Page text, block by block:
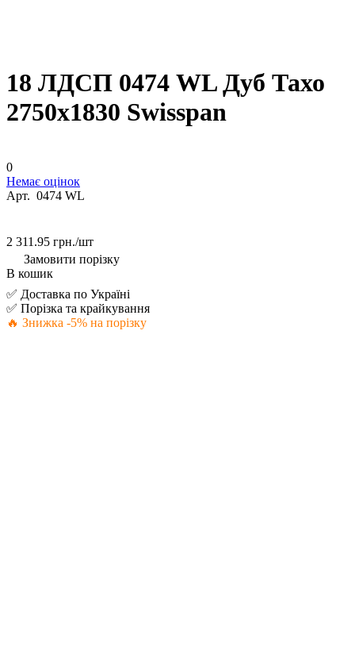
18 ЛДСП 0474 WL Дуб Тахо
2750х1830 Swisspan
0
Немає оцінок
Арт. 0474 WL
2 311.95 грн./шт
Замовити порізку
В кошик
✅ Доставка по Україні
✅ Порізка та крайкування
🔥 Знижка -5% на порізку